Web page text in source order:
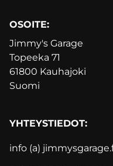
OSOITE:
Jimmy's Garage
Topeeka 71
61800 Kauhajoki
Suomi
YHTEYSTIEDOT:
info (a)